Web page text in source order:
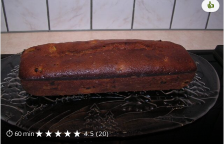
⏱ 60 min★★★★★ 4.5 (20)
👍